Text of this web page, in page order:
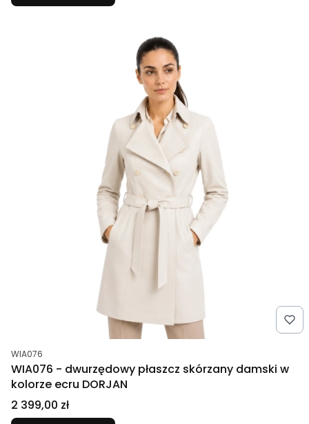
Kod produktu
WIA076
WIA076 - dwurzędowy płaszcz skórzany damski w
kolorze ecru DORJAN
Cena
2 399,00 zł